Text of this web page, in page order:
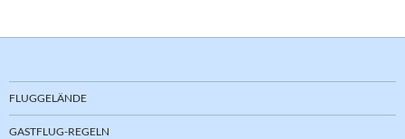
FLUGGELÄNDE
GASTFLUG-REGELN